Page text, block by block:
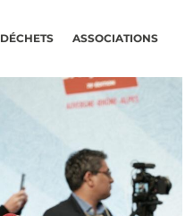
DÉCHETS ASSOCIATIONS